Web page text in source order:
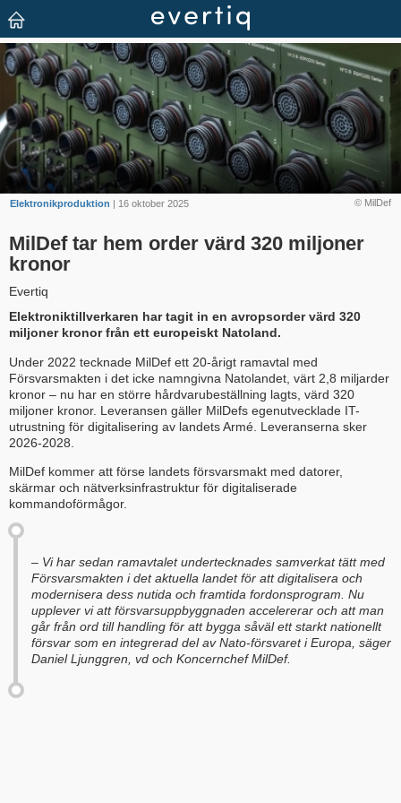
© MilDef
Elektronikproduktion | 16 oktober 2025
MilDef tar hem order värd 320 miljoner
kronor
Evertiq
Elektroniktillverkaren har tagit in en avropsorder värd 320
miljoner kronor från ett europeiskt Natoland.
Under 2022 tecknade MilDef ett 20-årigt ramavtal med
Försvarsmakten i det icke namngivna Natolandet, värt 2,8 miljarder
kronor – nu har en större hårdvarubeställning lagts, värd 320
miljoner kronor. Leveransen gäller MilDefs egenutvecklade IT-
utrustning för digitalisering av landets Armé. Leveranserna sker
2026-2028.
MilDef kommer att förse landets försvarsmakt med datorer,
skärmar och nätverksinfrastruktur för digitaliserade
kommandoförmågor.
– Vi har sedan ramavtalet undertecknades samverkat tätt med
Försvarsmakten i det aktuella landet för att digitalisera och
modernisera dess nutida och framtida fordonsprogram. Nu
upplever vi att försvarsuppbyggnaden accelererar och att man
går från ord till handling för att bygga såväl ett starkt nationellt
försvar som en integrerad del av Nato-försvaret i Europa, säger
Daniel Ljunggren, vd och Koncernchef MilDef.